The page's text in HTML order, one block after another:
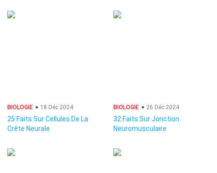
BIOLOGIE 18 Déc 2024
25 Faits Sur Cellules De La
Crête Neurale
BIOLOGIE 26 Déc 2024
32 Faits Sur Jonction
Neuromusculaire